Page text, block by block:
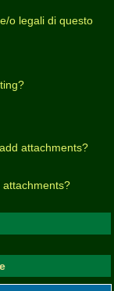
o legali di questo
attachments?
attachments?